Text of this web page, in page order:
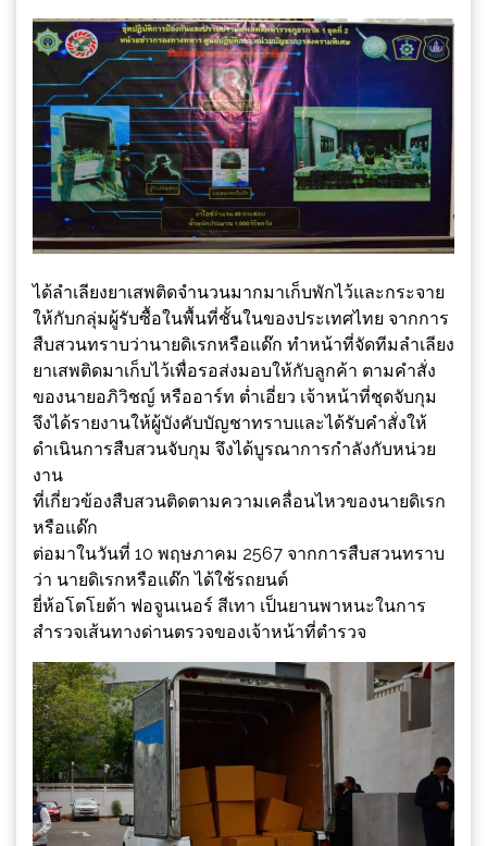
ได้ลำเลียงยาเสพติดจำนวนมากมาเก็บพักไว้และกระจาย
ให้กับกลุ่มผู้รับซื้อในพื้นที่ชั้นในของประเทศไทย จากการ
สืบสวนทราบว่านายดิเรกหรือแด๊ก ทำหน้าที่จัดทีมลำเลียง
ยาเสพติดมาเก็บไว้เพื่อรอส่งมอบให้กับลูกค้า ตามคำสั่ง
ของนายอภิวิชญ์ หรืออาร์ท ต่ำเอี่ยว เจ้าหน้าที่ชุดจับกุม
จึงได้รายงานให้ผู้บังคับบัญชาทราบและได้รับคำสั่งให้
ดำเนินการสืบสวนจับกุม จึงได้บูรณาการกำลังกับหน่วย
งาน
ที่เกี่ยวข้องสืบสวนติดตามความเคลื่อนไหวของนายดิเรก
หรือแด๊ก
ต่อมาในวันที่ 10 พฤษภาคม 2567 จากการสืบสวนทราบ
ว่า นายดิเรกหรือแด๊ก ได้ใช้รถยนต์
ยี่ห้อโตโยต้า ฟอจูนเนอร์ สีเทา เป็นยานพาหนะในการ
สำรวจเส้นทางด่านตรวจของเจ้าหน้าที่ตำรวจ